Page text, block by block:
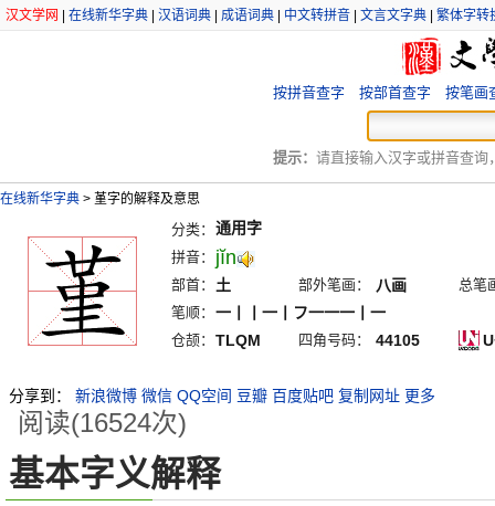
汉文学网 在线新华字典 汉语词典 成语词典 中文转拼音 文言文字典 繁体字转
按拼音查字 按部首查字 按笔画
提示： 请直接输入汉字或拼音查询
在线新华字典 > 堇字的解释及意思
分类： 通用字
拼音： jĭn
部首： 土 部外笔画： 八画
总笔
笔顺： 一丨丨一丨フ一一一丨一
仓颉： TLQM 四角号码： 44105
分享到： 新浪微博 微信 QQ空间 豆瓣 百度贴吧 复制网址 更多
阅读(16524次)
基本字义解释